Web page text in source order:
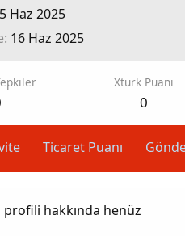
Haz 2025
16 Haz 2025
Xturk Puanı
0
Ticaret Puanı
profili hakkında henüz